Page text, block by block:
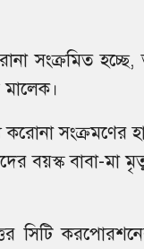
সংক্রমিত
মালেক।
সংক্রমণের
বয়স্ক বাবা-মা
সিটি